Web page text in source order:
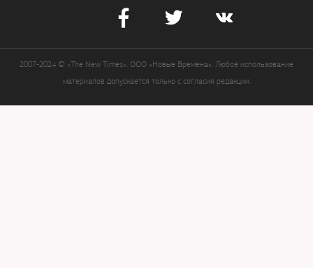
2007-2024 © «The New Times». ООО «Новые Времена». Любое использование
материалов допускается только с согласия редакции.